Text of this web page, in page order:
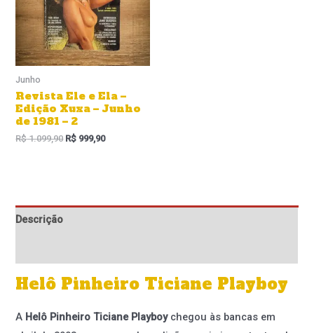
Junho
Revista Ele e Ela –
Edição Xuxa – Junho
de 1981 – 2
R$1.099,90 R$ 999,90
Descrição
Helô Pinheiro Ticiane Playboy
A Helô Pinheiro Ticiane Playboychegou às bancas em